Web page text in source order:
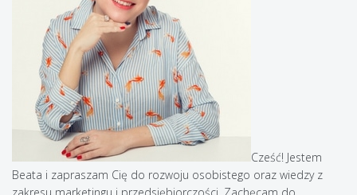
Cześć! Jestem
Beata i zapraszam Cię do rozwoju osobistego oraz wiedzy z
zakresu marketingu i przedsiębiorczości. Zachęcam do